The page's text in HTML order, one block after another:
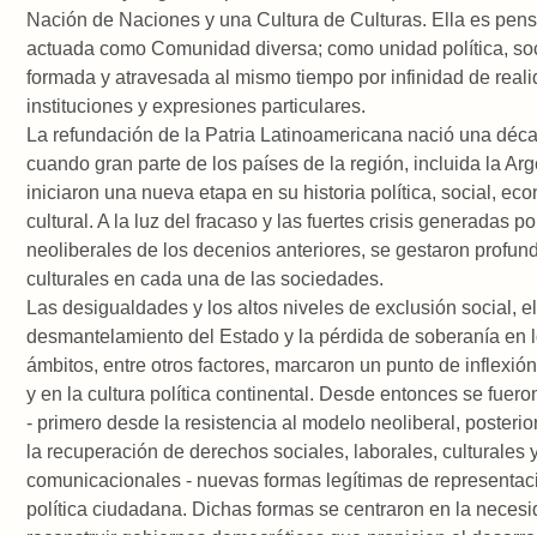
Nación de Naciones y una Cultura de Culturas. Ella es
actuada como Comunidad diversa; como unidad política,
formada y atravesada al mismo tiempo por infinidad de
instituciones y expresiones particulares.
La refundación de la Patria Latinoamericana nació una
cuando gran parte de los países de la región, incluida la
iniciaron una nueva etapa en su historia política, social,
cultural. A la luz del fracaso y las fuertes crisis generadas
neoliberales de los decenios anteriores, se gestaron
culturales en cada una de las sociedades.
Las desigualdades y los altos niveles de exclusión social, el
desmantelamiento del Estado y la pérdida de soberanía en
ámbitos, entre otros factores, marcaron un punto de
y en la cultura política continental. Desde entonces se
- primero desde la resistencia al modelo neoliberal,
la recuperación de derechos sociales, laborales, culturales
comunicacionales - nuevas formas legítimas de
política ciudadana. Dichas formas se centraron en la